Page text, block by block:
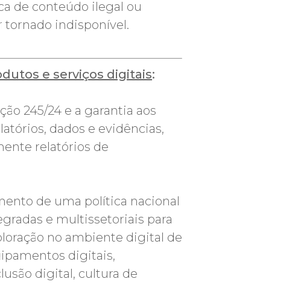
de conteúdo ilegal ou
tornado indisponível.
e serviços digitais:
245/24 e a garantia aos
dados e evidências,
relatórios de
de uma política nacional
e multissetoriais para
no ambiente digital de
digitais,
digital, cultura de